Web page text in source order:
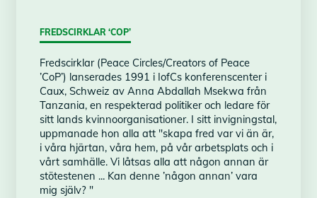
FREDSCIRKLAR ‘COP’
Fredscirklar (Peace Circles/Creators of Peace
’CoP’) lanserades 1991 i IofCs konferenscenter i
Caux, Schweiz av Anna Abdallah Msekwa från
Tanzania, en respekterad politiker och ledare för
sitt lands kvinnoorganisationer. I sitt invigningstal,
uppmanade hon alla att "skapa fred var vi än är,
i våra hjärtan, våra hem, på vår arbetsplats och i
vårt samhälle. Vi låtsas alla att någon annan är
stötestenen ... Kan denne ’någon annan’ vara
mig själv? "